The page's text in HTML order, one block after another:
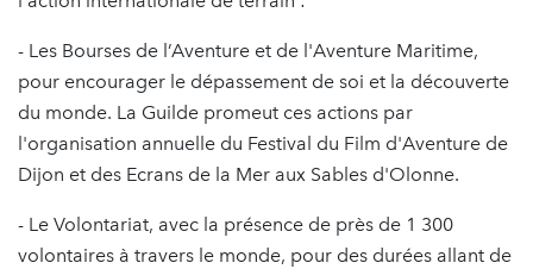
- Les Bourses de l’Aventure et de l'Aventure Maritime,
pour encourager le dépassement de soi et la découverte
du monde. La Guilde promeut ces actions par
l'organisation annuelle du Festival du Film d'Aventure de
Dijon et des Ecrans de la Mer aux Sables d'Olonne.
- Le Volontariat, avec la présence de près de 1 300
volontaires à travers le monde, pour des durées allant de